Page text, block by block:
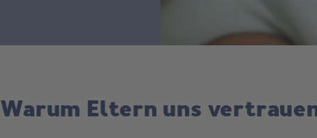
Warum Eltern uns